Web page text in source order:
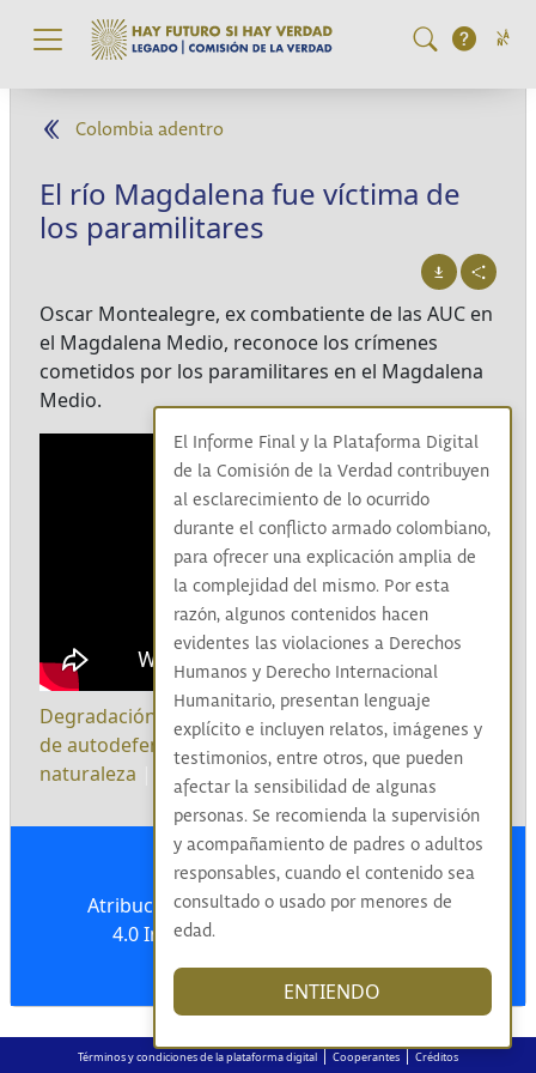
Pasar al contenido principal
Colombia adentro
El río Magdalena fue víctima de
los paramilitares
Oscar Montealegre, ex combatiente de las AUC en
el Magdalena Medio, reconoce los crímenes
cometidos por los paramilitares en el Magdalena
Medio.
Degradación de la guerra |
Paramilitares/Grupos
de autodefensa
| Río Magdalena
Impactos a la
naturaleza
Atribución-NoComercial-CompartirIgual
4.0 Internacional (CC BY-NC-SA 4.0)
Términos y condiciones de la plataforma digital|Cooperantes|Créditos
El Informe Final y la Plataforma Digital
de la Comisión de la Verdad contribuyen
al esclarecimiento de lo ocurrido
durante el conflicto armado colombiano,
para ofrecer una explicación amplia de
la complejidad del mismo. Por esta
razón, algunos contenidos hacen
evidentes las violaciones a Derechos
Humanos y Derecho Internacional
Humanitario, presentan lenguaje
explícito e incluyen relatos, imágenes y
testimonios, entre otros, que pueden
afectar la sensibilidad de algunas
personas. Se recomienda la supervisión
y acompañamiento de padres o adultos
responsables, cuando el contenido sea
consultado o usado por menores de
edad.
ENTIENDO